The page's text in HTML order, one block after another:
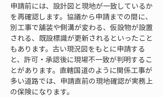
申請前には、設計図と現地が一致しているか
を再確認します。協議から申請までの間に、
別工事で舗装や側溝が変わる、仮設物が設置
される、既設標識が更新されるといったこと
もあります。古い現況図をもとに申請する
と、許可・承認後に現場不一致が判明するこ
とがあります。直轄国道のように関係工事が
多い道路では、申請直前の現地確認が実務上
の保険になります。